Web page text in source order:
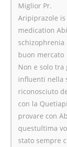
Miglior Pr.
Aripiprazole
medication
buon mercato
Non e solo
influenti nella
riconosciuto
con la
provare con
questultima
stato sempre